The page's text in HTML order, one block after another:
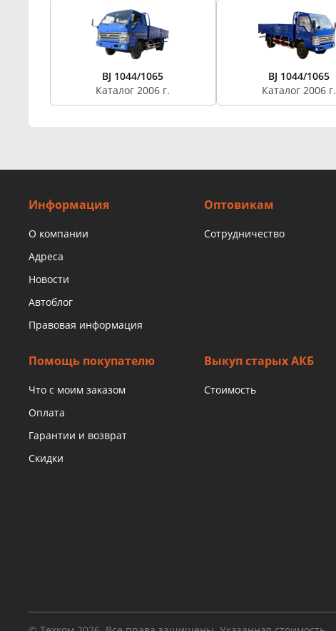
BJ 1044/1065
Каталог 2006 г.
BJ 1044/1065
Каталог 2006 г.
Информация
О компании
Адреса
Новости
Автоблог
Правовая информация
Оптовикам
Сотрудничество
Помощь покупателю
Что с моим заказом
Оплата
Гарантии и возврат
Скидки
Выкуп старых АКБ
Стоимость